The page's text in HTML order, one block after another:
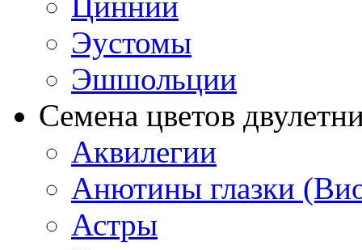
Эустомы
Эшшольции
Семена цветов
Аквилегии
Анютины глазки
Астры